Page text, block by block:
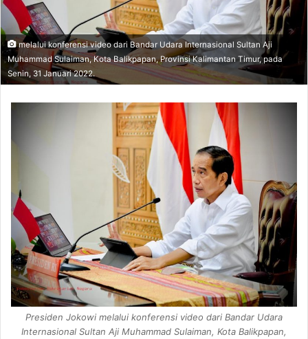
a
i
l
melalui konferensi video dari Bandar Udara Internasional Sultan Aji
Muhammad Sulaiman, Kota Balikpapan, Provinsi Kalimantan Timur, pada
Senin, 31 Januari 2022.
Presiden Jokowi melalui konferensi video dari Bandar Udara
Internasional Sultan Aji Muhammad Sulaiman, Kota Balikpapan,